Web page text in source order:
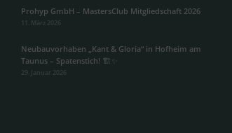
Prohyp GmbH – MastersClub Mitgliedschaft 2026
11. März 2026
Neubauvorhaben „Kant & Gloria“ in Hofheim am
Taunus – Spatenstich! 🏗️✨
29. Januar 2026